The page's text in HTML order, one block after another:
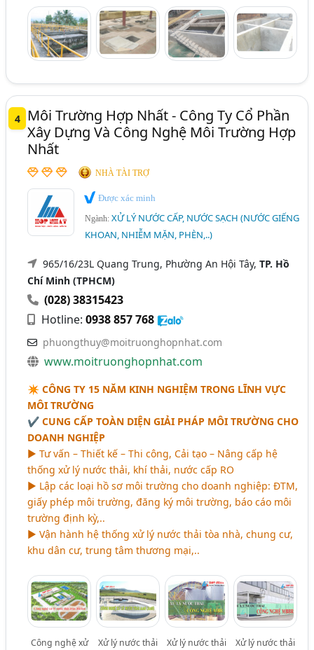
4
Môi Trường Hợp Nhất - Công Ty Cổ Phần
Xây Dựng Và Công Nghệ Môi Trường Hợp
Nhất
NHÀ TÀI TRỢ
Được xác minh
Ngành:XỬ LÝ NƯỚC CẤP, NƯỚC SẠCH (NƯỚC GIẾNG
KHOAN, NHIỄM MẶN, PHÈN,..)
965/16/23L Quang Trung, Phường An Hội Tây,TP. Hồ
Chí Minh (TPHCM)
(028) 38315423
Hotline:0938 857 768
phuongthuy@moitruonghopnhat.com
www.moitruonghopnhat.com
✴ CÔNG TY 15 NĂM KINH NGHIỆM TRONG LĨNH VỰC
MÔI TRƯỜNG
✔️ CUNG CẤP TOÀN DIỆN GIẢI PHÁP MÔI TRƯỜNG CHO
DOANH NGHIỆP
► Tư vấn – Thiết kế – Thi công, Cải tạo – Nâng cấp hệ
thống xử lý nước thải, khí thải, nước cấp RO
► Lập các loại hồ sơ môi trường cho doanh nghiệp: ĐTM,
giấy phép môi trường, đăng ký môi trường, báo cáo môi
trường định kỳ,..
► Vận hành hệ thống xử lý nước thải tòa nhà, chung cư,
khu dân cư, trung tâm thương mại,..
Công nghệ xử Xử lý nước thải Xử lý nước thải Xử lý nước thải